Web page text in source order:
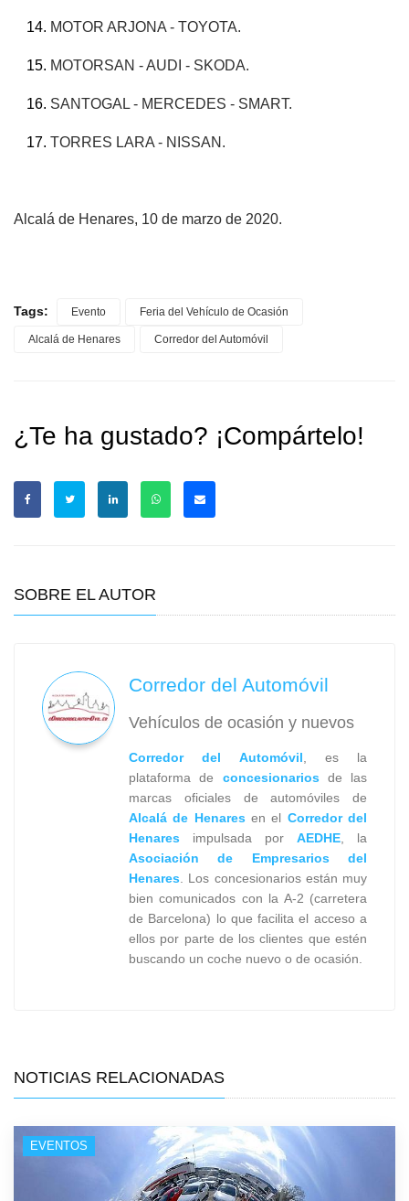
MOTOR ARJONA - TOYOTA.
MOTORSAN - AUDI - SKODA.
SANTOGAL - MERCEDES - SMART.
TORRES LARA - NISSAN.
Alcalá de Henares, 10 de marzo de 2020.
Tags: Evento Feria del Vehículo de Ocasión
Alcalá de Henares Corredor del Automóvil
¿Te ha gustado? ¡Compártelo!
SOBRE EL AUTOR
Corredor del Automóvil
Vehículos de ocasión y nuevos
Corredor del Automóvil , es la
plataforma de concesionarios de las
marcas oficiales de automóviles de
Alcalá de Henares en el Corredor del
Henares impulsada por AEDHE , la
Asociación de Empresarios del
Henares . Los concesionarios están muy
bien comunicados con la A-2 (carretera
de Barcelona) lo que facilita el acceso a
ellos por parte de los clientes que estén
buscando un coche nuevo o de ocasión.
NOTICIAS RELACIONADAS
EVENTOS